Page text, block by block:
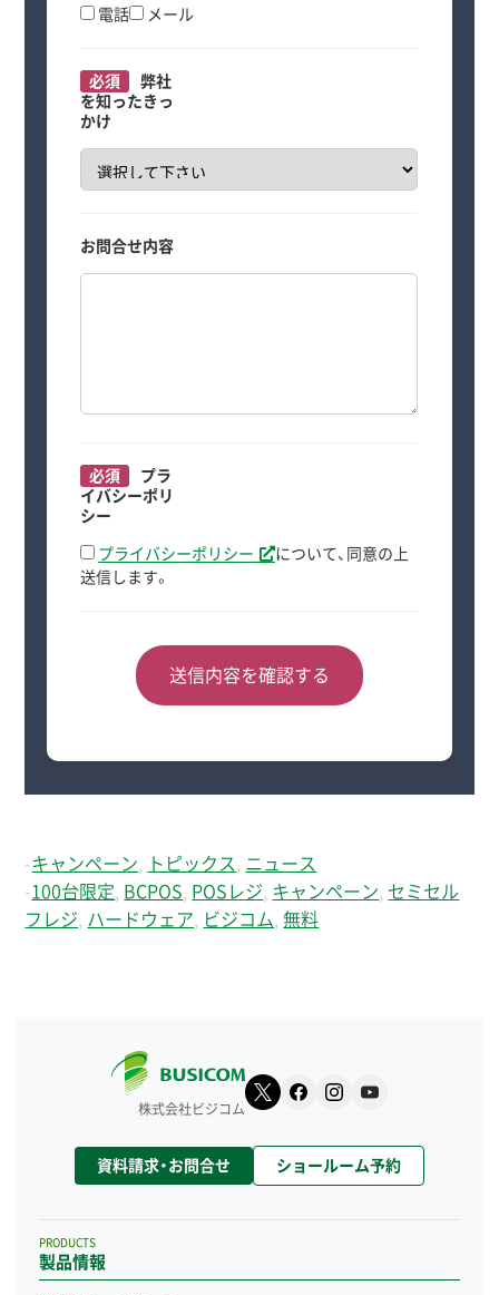
電話 メール
必須
弊社
を知ったきっ
かけ
お問合せ内容
必須
プラ
イバシーポリ
シー
プライバシーポリシー
について、同意の上
送信します。
-キャンペーン トピックス
ニュース
-100台限定 BCPOS POSレジ キャンペーン
セミセル
フレジ
ハードウェア ビジコム 無料
株式会社ビジコム
資料請求・お問合せ ショールーム予約
製品情報
PRODUCTS